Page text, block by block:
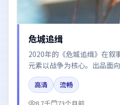
危城追缉
2020年的《危城追缉》在叙
元素以战争为核心。出品面
冬雨、章子怡所饰角色推动
论。
高清
流畅